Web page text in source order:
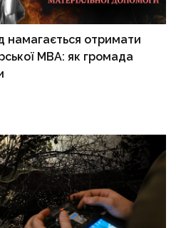
намагається отримати
МВА: як громада